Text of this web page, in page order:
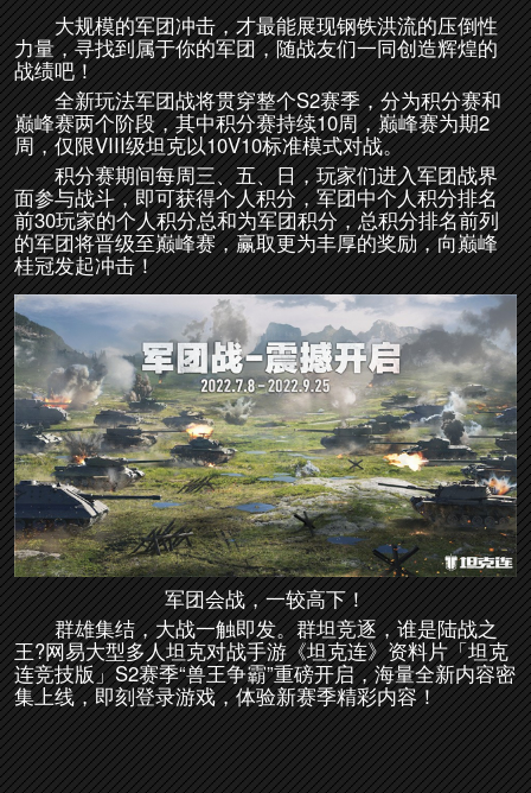
大规模的军团冲击，才最能展现钢铁洪流的压倒性
力量，寻找到属于你的军团，随战友们一同创造辉煌的
战绩吧！
全新玩法军团战将贯穿整个S2赛季，分为积分赛和
巅峰赛两个阶段，其中积分赛持续10周，巅峰赛为期2
周，仅限VIII级坦克以10V10标准模式对战。
积分赛期间每周三、五、日，玩家们进入军团战界
面参与战斗，即可获得个人积分，军团中个人积分排名
前30玩家的个人积分总和为军团积分，总积分排名前列
的军团将晋级至巅峰赛，赢取更为丰厚的奖励，向巅峰
桂冠发起冲击！
军团会战，一较高下！
群雄集结，大战一触即发。群坦竞逐，谁是陆战之
王?网易大型多人坦克对战手游《坦克连》资料片「坦克
连竞技版」S2赛季“兽王争霸”重磅开启，海量全新内容密
集上线，即刻登录游戏，体验新赛季精彩内容！